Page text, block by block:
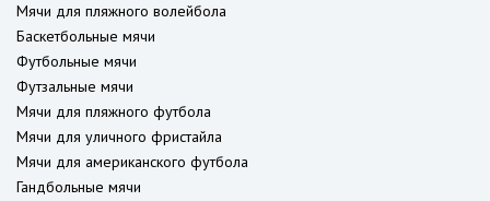
Мячи для пляжного волейбола
Баскетбольные мячи
Футбольные мячи
Футзальные мячи
Мячи для пляжного футбола
Мячи для уличного фристайла
Мячи для американского футбола
Гандбольные мячи